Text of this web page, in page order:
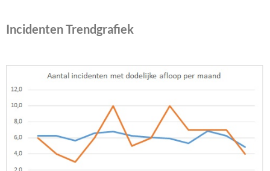
Incidenten Trendgrafiek